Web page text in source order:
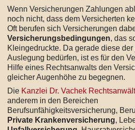
Wenn Versicherungen Zahlungen
noch nicht, dass dem Versicherten
Oft berufen sich Versicherungen
Versicherungsbedingungen, das
Kleingedruckte. Da gerade diese
Auslegung bedürfen, ist es für den
Hilfe eines Rechtsanwalts den
gleicher Augenhöhe zu begegnen.
Die Kanzlei Dr. Vachek
anderem in den Bereichen
Berufsunfähigkeitsversicherung,
Private Krankenversicherung,